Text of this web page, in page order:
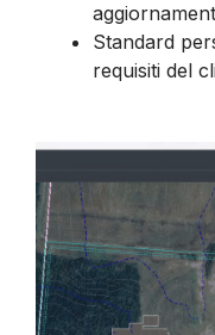
Standard
requisiti del